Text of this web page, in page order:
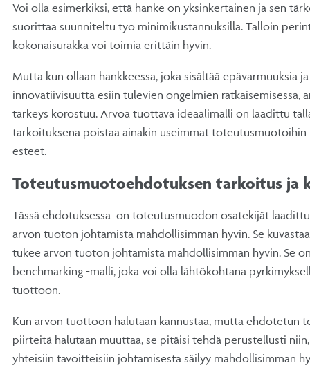
Voi olla esimerkiksi, että hanke on yksinkertainen ja sen
suorittaa suunniteltu työ minimikustannuksilla. Tällöin
kokonaisurakka voi toimia erittäin hyvin.
Mutta kun ollaan hankkeessa, joka sisältää epävarmuuksia
innovatiivisuutta esiin tulevien ongelmien ratkaisemisessa,
tärkeys korostuu. Arvoa tuottava ideaalimalli on laadittu
tarkoituksena poistaa ainakin useimmat
esteet.
Toteutusmuotoehdotuksen tarkoitus ja
Tässä ehdotuksessa on toteutusmuodon osatekijät
arvon tuoton johtamista mahdollisimman hyvin. Se
tukee arvon tuoton johtamista mahdollisimman hyvin. Se
benchmarking -malli, joka voi olla lähtökohtana
tuottoon.
Kun arvon tuottoon halutaan kannustaa, mutta ehdotetun
piirteitä halutaan muuttaa, se pitäisi tehdä perustellusti
yhteisiin tavoitteisiin johtamisesta säilyy mahdollisimman